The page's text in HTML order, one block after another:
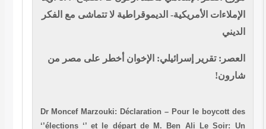
الإملاءات الأمريكية- الديموقراطية لا تتماشى مع الفكر
الديني
العصر: تقرير إسرائيلي: الإخوان أخطر على مصر من
شارون!
Dr Moncef Marzouki: Déclaration – Pour le boycott des
‘’élections ‘’ et le départ de M. Ben Ali
Le Soir: Un